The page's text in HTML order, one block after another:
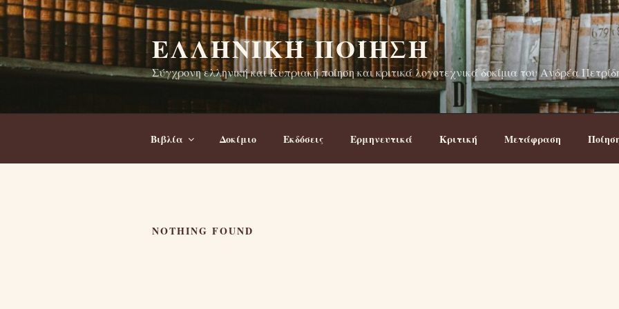
Skip
content
ΕΛΛΗΝΙΚΉ ΠΟΊΗΣΗ
Σύγχρονη ελληνική και Κυπριακή ποίηση και κριτικά λογοτεχνικά δοκίμια του Ανδρέα
Βιβλία Δοκίμιο Εκδόσεις Ερμηνευτικά Κριτική Μετάφραση
NOTHING FOUND